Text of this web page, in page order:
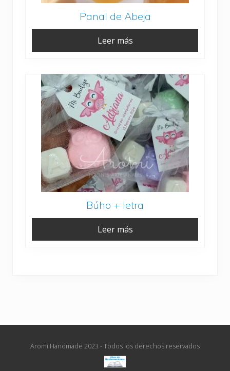
Panal de Abeja
Leer más
Búho + letra
Leer más
Aromi Handmade 2023 - Todos los derechos reservados